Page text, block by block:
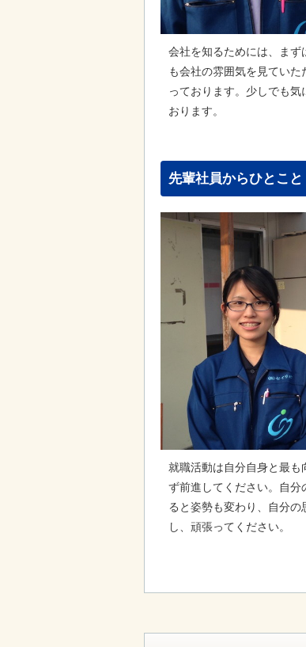
会社を知るためには、まず
も会社の雰囲気を見てい
っております。少しでも
おります。
先輩社員からひとこと
就職活動は自分自身と最
ず前進してください。自分
ると姿勢も変わり、自分
し、頑張ってください。